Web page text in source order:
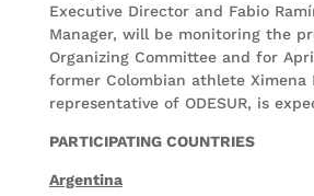
Executive Director and Fabio
Manager, will be monitoring the
Organizing Committee and for
former Colombian athlete Ximena
representative of ODESUR, is
PARTICIPATING COUNTRIES
Argentina